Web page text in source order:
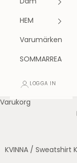
Dam
HEM
Varumärken
SOMMARREA
LOGGA IN
Varukorg
KVINNA / Sweatshirt